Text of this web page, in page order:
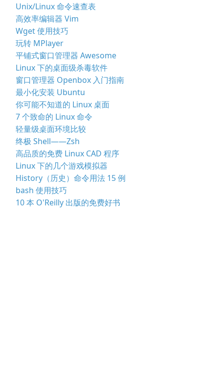
Unix/Linux 命令速查表
高效率编辑器 Vim
Wget 使用技巧
玩转 MPlayer
平铺式窗口管理器 Awesome
Linux 下的桌面级杀毒软件
窗口管理器 Openbox 入门指南
最小化安装 Ubuntu
你可能不知道的 Linux 桌面
7 个致命的 Linux 命令
轻量级桌面环境比较
终极 Shell——Zsh
高品质的免费 Linux CAD 程序
Linux 下的几个游戏模拟器
History（历史）命令用法 15 例
bash 使用技巧
10 本 O'Reilly 出版的免费好书